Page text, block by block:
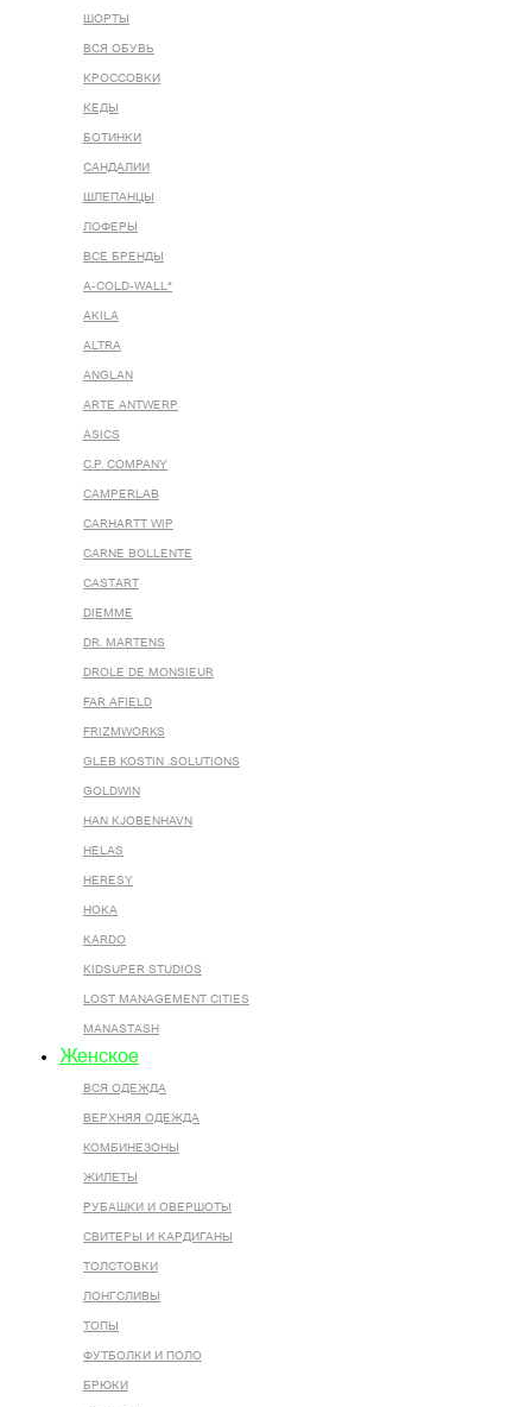
ШОРТЫ
ВСЯ ОБУВЬ
КРОССОВКИ
КЕДЫ
БОТИНКИ
САНДАЛИИ
ШЛЕПАНЦЫ
ЛОФЕРЫ
ВСЕ БРЕНДЫ
A-COLD-WALL*
AKILA
ALTRA
ANGLAN
ARTE ANTWERP
ASICS
C.P. COMPANY
CAMPERLAB
CARHARTT WIP
CARNE BOLLENTE
CASTART
DIEMME
DR. MARTENS
DROLE DE MONSIEUR
FAR AFIELD
FRIZMWORKS
GLEB KOSTIN .SOLUTIONS
GOLDWIN
HAN KJOBENHAVN
HELAS
HERESY
HOKA
KARDO
KIDSUPER STUDIOS
LOST MANAGEMENT CITIES
MANASTASH
Женское
ВСЯ ОДЕЖДА
ВЕРХНЯЯ ОДЕЖДА
КОМБИНЕЗОНЫ
ЖИЛЕТЫ
РУБАШКИ И ОВЕРШОТЫ
СВИТЕРЫ И КАРДИГАНЫ
ТОЛСТОВКИ
ЛОНГСЛИВЫ
ТОПЫ
ФУТБОЛКИ И ПОЛО
БРЮКИ